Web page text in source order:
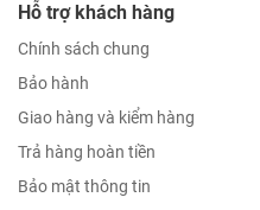
Hỗ trợ khách hàng
Chính sách chung
Bảo hành
Giao hàng và kiểm hàng
Trả hàng hoàn tiền
Bảo mật thông tin